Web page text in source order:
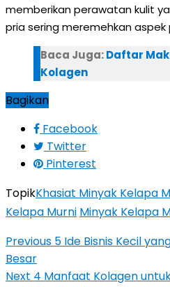
memberikan perawatan kulit
pria sering meremehkan aspek
Baca Juga:Daftar
Kolagen
Bagikan
Facebook
Twitter
Pinterest
TopikKhasiat Minyak Kelapa
Kelapa Murni Minyak Kelapa
Previous 5 Ide Bisnis Kecil
Besar
Next 4 Manfaat Kolagen